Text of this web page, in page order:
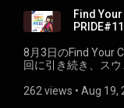
Find
8月3日のFind Your
回に引き続き、ス
ツを通じたジェン
262 views • Aug 19,